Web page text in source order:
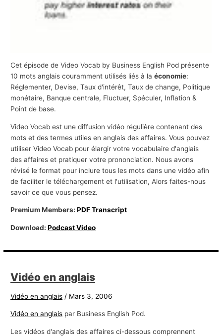
Cet épisode de Video Vocab by Business English Pod présente
10 mots anglais couramment utilisés liés à laéconomie:
Réglementer, Devise, Taux d'intérêt, Taux de change, Politique
monétaire, Banque centrale, Fluctuer, Spéculer, Inflation &
Point de base.
Video Vocab est une diffusion vidéo régulière contenant des
mots et des termes utiles en anglais des affaires. Vous pouvez
utiliser Video Vocab pour élargir votre vocabulaire d'anglais
des affaires et pratiquer votre prononciation. Nous avons
révisé le format pour inclure tous les mots dans une vidéo afin
de faciliter le téléchargement et l'utilisation, Alors faites-nous
savoir ce que vous pensez.
Premium Members:PDF Transcript
Download:Podcast Video
Vidéo en anglais
Vidéo en anglais / Mars 3, 2006
Vidéo en anglais par Business English Pod.
Les vidéos d'anglais des affaires ci-dessous comprennent